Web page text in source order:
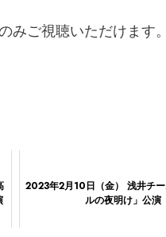
みご視聴いただけます
2023年2月10日（金） 浅井チ
ルの夜明け」公演